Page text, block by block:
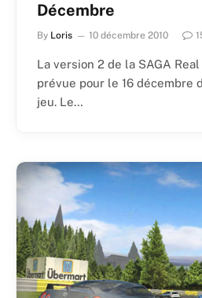
Décembre
By Loris 10 décembre 2010
La version 2 de la SAGA
prévue pour le 16 décembre
jeu. Le…